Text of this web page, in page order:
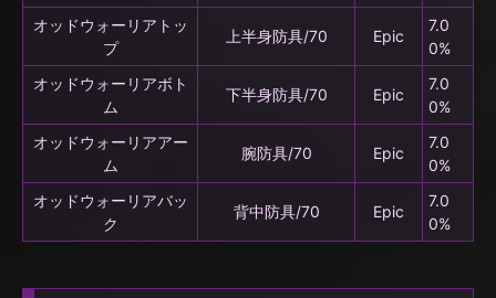
オッドウォーリアトッ
プ
上半身防具/70 Epic
7.0
0%
オッドウォーリアボト
ム
下半身防具/70 Epic
7.0
0%
オッドウォーリアアー
ム
腕防具/70 Epic
7.0
0%
オッドウォーリアバッ
ク
背中防具/70 Epic
7.0
0%